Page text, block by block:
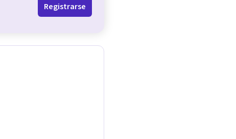
Registrarse